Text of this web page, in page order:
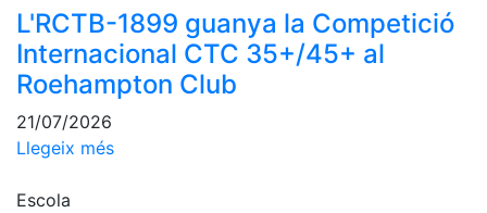
Conferències
i
Inspirational
Talks
Calendari
d'Activitats
Jocs de taula
L'RCTB-1899 guanya la Competició
Internacional CTC 35+/45+ al
Roehampton Club
21/07/2026
Llegeix més
Escola